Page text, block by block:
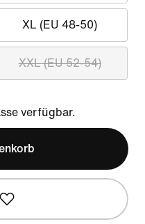
XL (EU 48-50)
XXL (EU 52-54)
verfügbar.